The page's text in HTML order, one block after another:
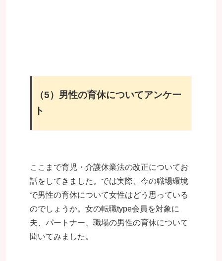
（5）男性の育休についてアンケー
ト
ここまで育児・介護休業法の改正についてお
話をしてきました。では実際、今の職場環境
で男性の育休について女性はどう思っている
のでしょうか。女の転職type会員を対象に
夫、パートナー、職場の男性の育休について
聞いてみました。